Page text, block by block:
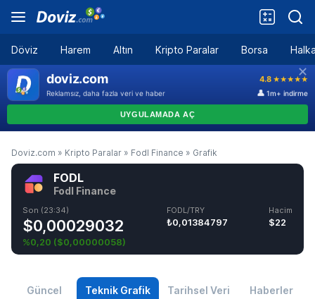
Döviz Harem Altın Kripto Paralar Borsa
Doviz.com » Kripto Paralar » Fodl Finance » Grafik
FODL
Fodl Finance
Son (23:34)
$0,00029032
%0,20 ($0,00000058)
FODL/TRY
₺0,01384797
Hacim
$22
Güncel Teknik Grafik Tarihsel Veri Haberler